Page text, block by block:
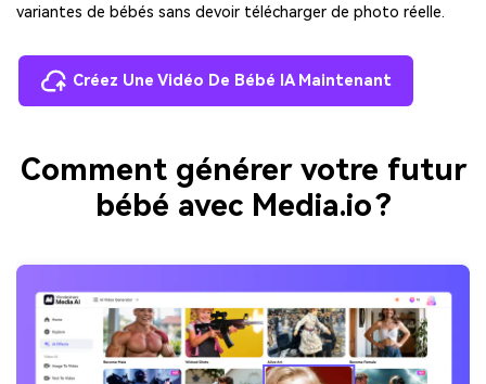
variantes de bébés sans devoir télécharger de photo réelle.
Créez Une Vidéo De Bébé IA Maintenant
Comment générer votre futur
bébé avec Media.io ?